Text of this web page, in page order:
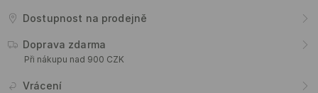
Dostupnost na prodejně
Doprava zdarma
Při nákupu nad 900 CZK
Vrácení